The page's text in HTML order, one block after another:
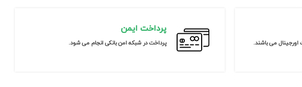
می باشند.
پرداخت ایمن
پرداخت در شبکه امن بانکی انجام می شود.